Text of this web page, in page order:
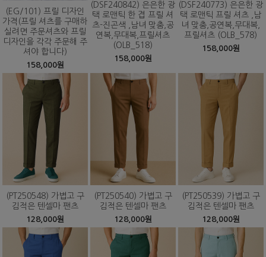
(EG/101) 프릴 디자인
가격(프릴 셔츠를 구매하
실려면 주문셔츠와 프릴
디자인을 각각 주문해 주
셔야 합니다)
158,000원
(DSF240842) 은은한 광
택 로맨틱 한 겹 프릴 셔
츠-진곤색 ,남녀 맞춤,공
연복,무대복,프릴셔츠
(OLB_518)
158,000원
(DSF240773) 은은한 광
택 로맨틱 프릴 셔츠 ,남
녀 맞춤,공연복,무대복,
프릴셔츠 (OLB_578)
158,000원
(PT250548) 가볍고 구
김적은 텐셀마 팬츠
128,000원
(PT250540) 가볍고 구
김적은 텐셀마 팬츠
128,000원
(PT250539) 가볍고 구
김적은 텐셀마 팬츠
128,000원